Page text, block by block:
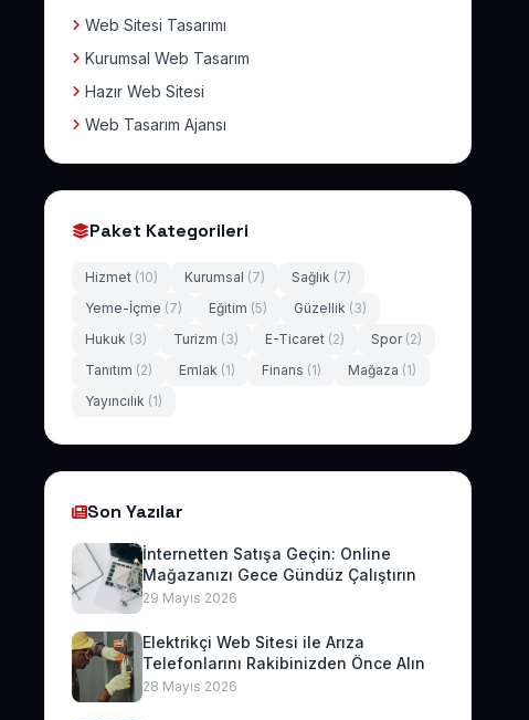
Web Sitesi Tasarımı
Kurumsal Web Tasarım
Hazır Web Sitesi
Web Tasarım Ajansı
Paket Kategorileri
Hizmet (10) Kurumsal (7) Sağlık (7)
Yeme-İçme (7) Eğitim (5) Güzellik (3)
Hukuk (3) Turizm (3) E-Ticaret (2) Spor (2)
Tanıtım (2) Emlak (1) Finans (1) Mağaza (1)
Yayıncılık (1)
Son Yazılar
İnternetten Satışa Geçin: Online
Mağazanızı Gece Gündüz Çalıştırın
29 Mayıs 2026
Elektrikçi Web Sitesi ile Arıza
Telefonlarını Rakibinizden Önce Alın
28 Mayıs 2026